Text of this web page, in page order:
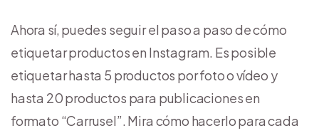
Ahora sí, puedes seguir el paso a paso de cómo
etiquetar productos en Instagram. Es posible
etiquetar hasta 5 productos por foto o vídeo y
hasta 20 productos para publicaciones en
formato “Carrusel”. Mira cómo hacerlo para cada